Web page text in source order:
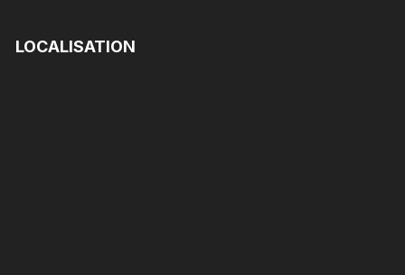
LOCALISATION